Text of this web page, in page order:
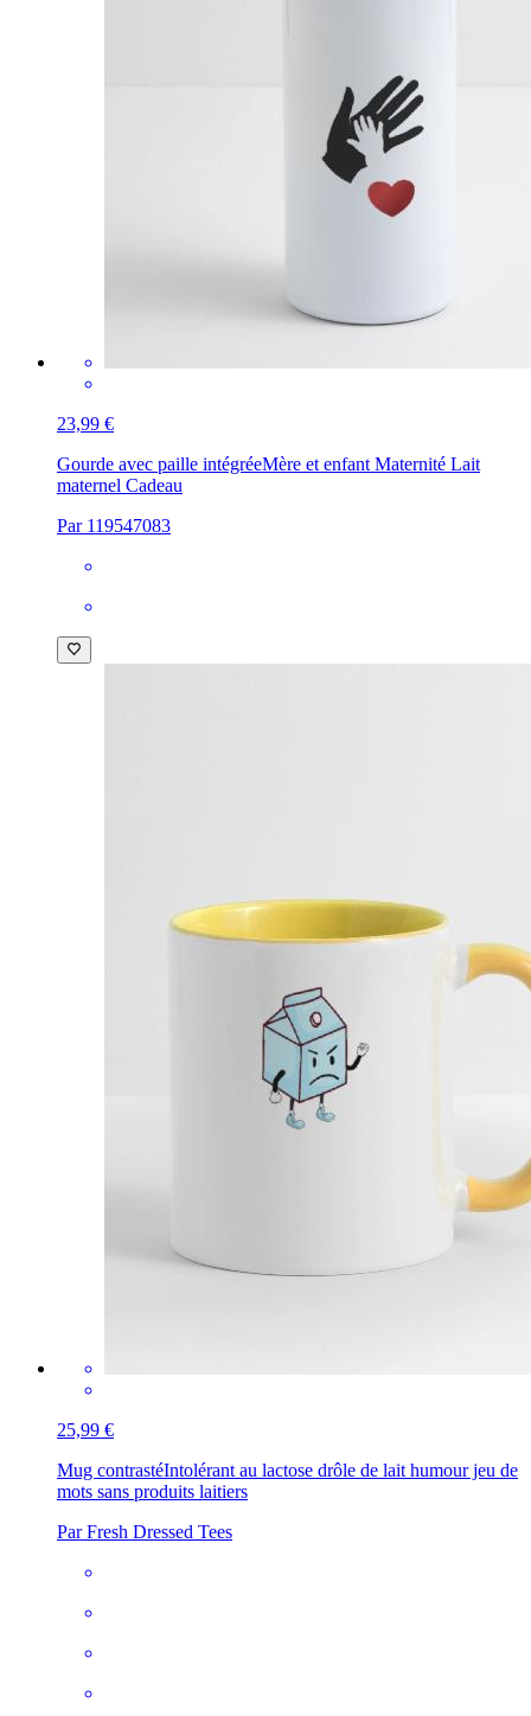
23,99 €
Gourde avec paille intégréeMère et enfant Maternité Lait
maternel Cadeau
Par 119547083
25,99 €
Mug contrastéIntolérant au lactose drôle de lait humour jeu de
mots sans produits laitiers
Par Fresh Dressed Tees